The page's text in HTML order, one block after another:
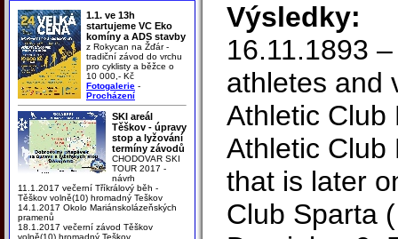
1.1. ve 13h
startujeme VC Eko
komíny a ADS stavby
z Rokycan na Žďár -
tradiční závod do vrchu
pro cyklisty a běžce o
10 000,- Kč
Fotogalerie -
Procházení
SKI areál
Těškov - úpravy
stop a lyžování
termíny závodů
CHODOVAR SKI
TOUR 2017 -
návrh
11.1.2017 večerní Tříkrálový běh -
Těškov volně(10) hromadný Teškov
14.1.2017 Okolo Mariánskolázeňských
pramenů
18.1.2017 večerní závod Těškov
volně(10) hromadný Teškov
Výsledky:
16.11.1893
athletes and
Athletic Club
Athletic Club
that is later
Club Sparta